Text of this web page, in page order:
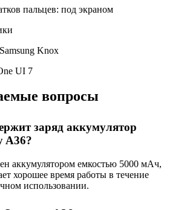
пальцев: под экраном
Knox
UI 7
вопросы
заряд аккумулятор
A36?
аккумулятором емкостью 5000 мАч,
хорошее время работы в течение
использовании.